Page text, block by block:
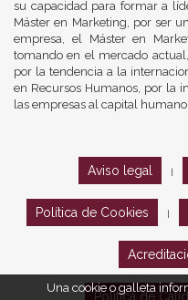
su capacidad para formar a
Máster en Marketing, por ser
empresa, el Máster en
tomando en el mercado
por la tendencia a la
en Recursos Humanos, por la
las empresas al capital humano.
Aviso legal
Política de Cookies
Política de
Una cookie o galleta